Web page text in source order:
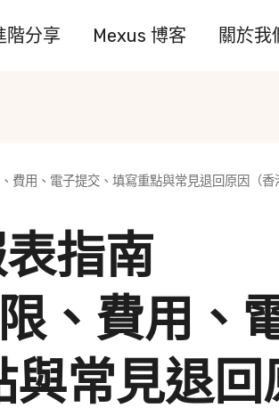
階分享 Mexus 博客 關於我
費用、電子提交、填寫重點與常見退回原因（香
指南
、費用、
常見退回